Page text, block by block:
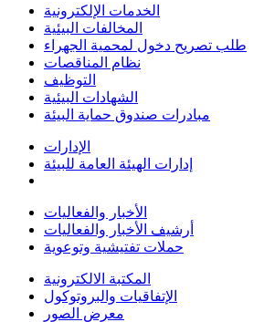
الخدمات الإلكترونية
المخالفات البيئية
طلب تصريح دخول لمحمية الجهراء
نظام المناقصات
التوظيف
الشهادات البيئية
مبادرات صندوق حماية البيئة
الإدارات
إدارات الهيئة العامة للبيئة
الأخبار والفعاليات
أرشيف الأخبار والفعاليات
حملات تفتيشية وتوعوية
المكتبة الالكترونية
الإتفاقيات والبروتوكول
معرض الصور